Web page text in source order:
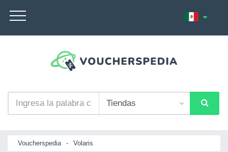
Voucherspedia - Volaris